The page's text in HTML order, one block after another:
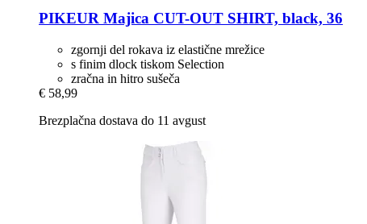
PIKEUR Majica CUT-​OUT SHIRT, black, 36
zgornji del rokava iz elastične mrežice
s finim dlock tiskom Selection
zračna in hitro sušeča
€ 58,99
Brezplačna dostava do 11 avgust